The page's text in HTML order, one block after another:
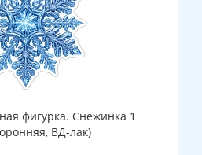
фигурка. Снежинка 1
ВД-лак)